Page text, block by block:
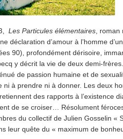
Les Particules élémentaires ,
déclaration d’amour à l’homme
90), profondément dérisoire,
y décrit la vie de deux demi-
de passion humaine et de
ni à prendre ni à donner. Les deux
des rapports à l’existence
de se croiser… Résolument
du collectif de Julien Gosselin «
leur quête du « maximum de